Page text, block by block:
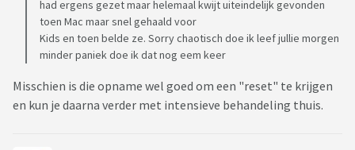
had ergens gezet maar helemaal kwijt uiteindelijk gevonden
toen Mac maar snel gehaald voor
Kids en toen belde ze. Sorry chaotisch doe ik leef jullie morgen
minder paniek doe ik dat nog eem keer
Misschien is die opname wel goed om een "reset" te krijgen
en kun je daarna verder met intensieve behandeling thuis.